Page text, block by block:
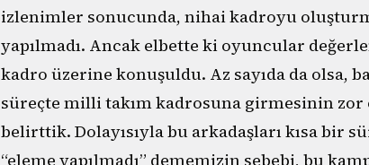
izlenimler sonucunda, nihai kadroyu
yapılmadı. Ancak elbette ki oyuncular
kadro üzerine konuşuldu. Az sayıda da olsa,
süreçte milli takım kadrosuna girmesinin zor
belirttik. Dolayısıyla bu arkadaşları kısa bir
“eleme yapılmadı” dememizin sebebi, bu